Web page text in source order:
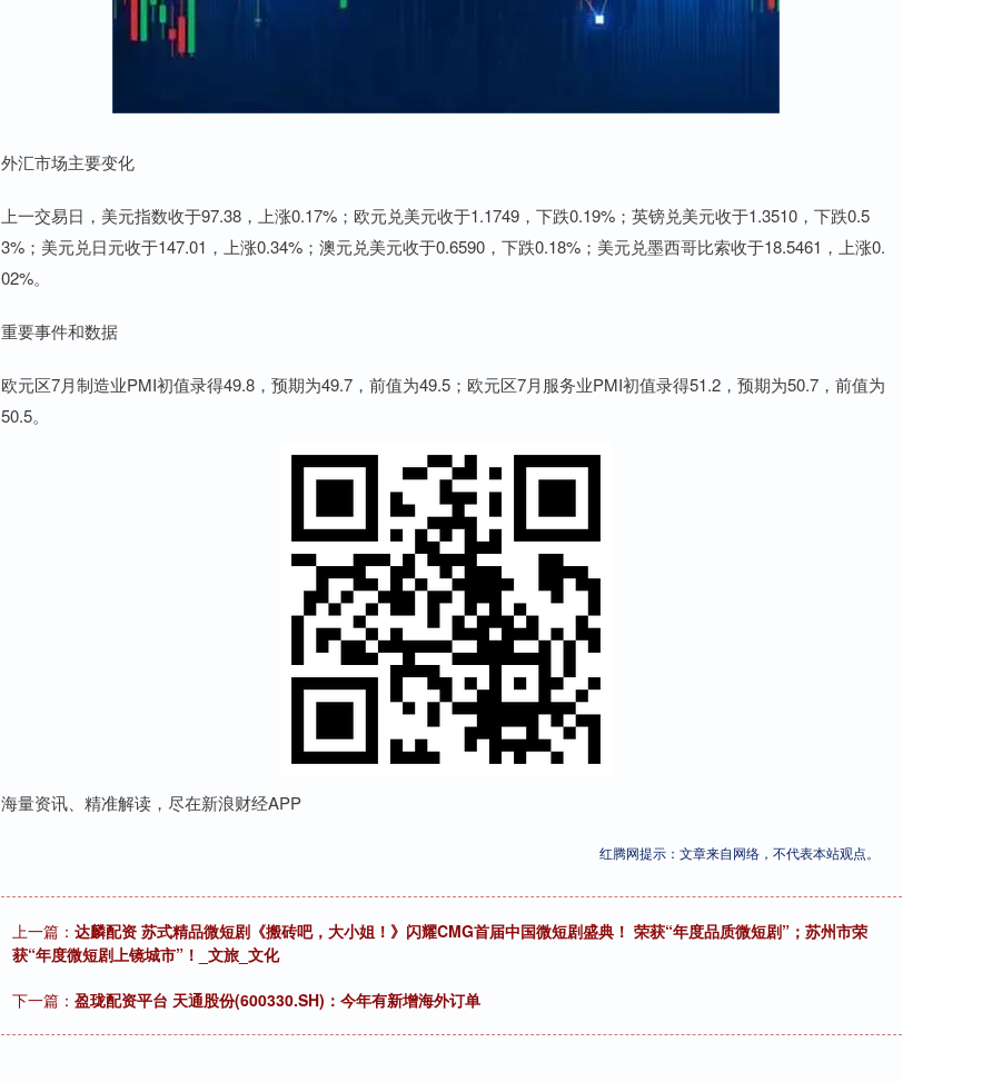
外汇市场主要变化
上一交易日，美元指数收于97.38，上涨0.17%；欧元兑美元收于1.1749，下跌0.19%；英镑兑美元收于1.3510，下跌0.5
3%；美元兑日元收于147.01，上涨0.34%；澳元兑美元收于0.6590，下跌0.18%；美元兑墨西哥比索收于18.5461，上涨0.
02%。
重要事件和数据
欧元区7月制造业PMI初值录得49.8，预期为49.7，前值为49.5；欧元区7月服务业PMI初值录得51.2，预期为50.7，前值为
50.5。
海量资讯、精准解读，尽在新浪财经APP
红腾网提示：文章来自网络，不代表本站观点。
上一篇： 达麟配资 苏式精品微短剧《搬砖吧，大小姐！》闪耀CMG首届中国微短剧盛典！ 荣获“年度品质微短剧”；苏州市荣
获“年度微短剧上镜城市”！_文旅_文化
下一篇： 盈珑配资平台 天通股份(600330.SH)：今年有新增海外订单